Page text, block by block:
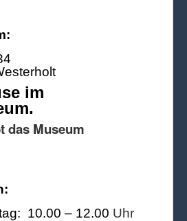
im
das Museum
10.00 – 12.00 Uhr